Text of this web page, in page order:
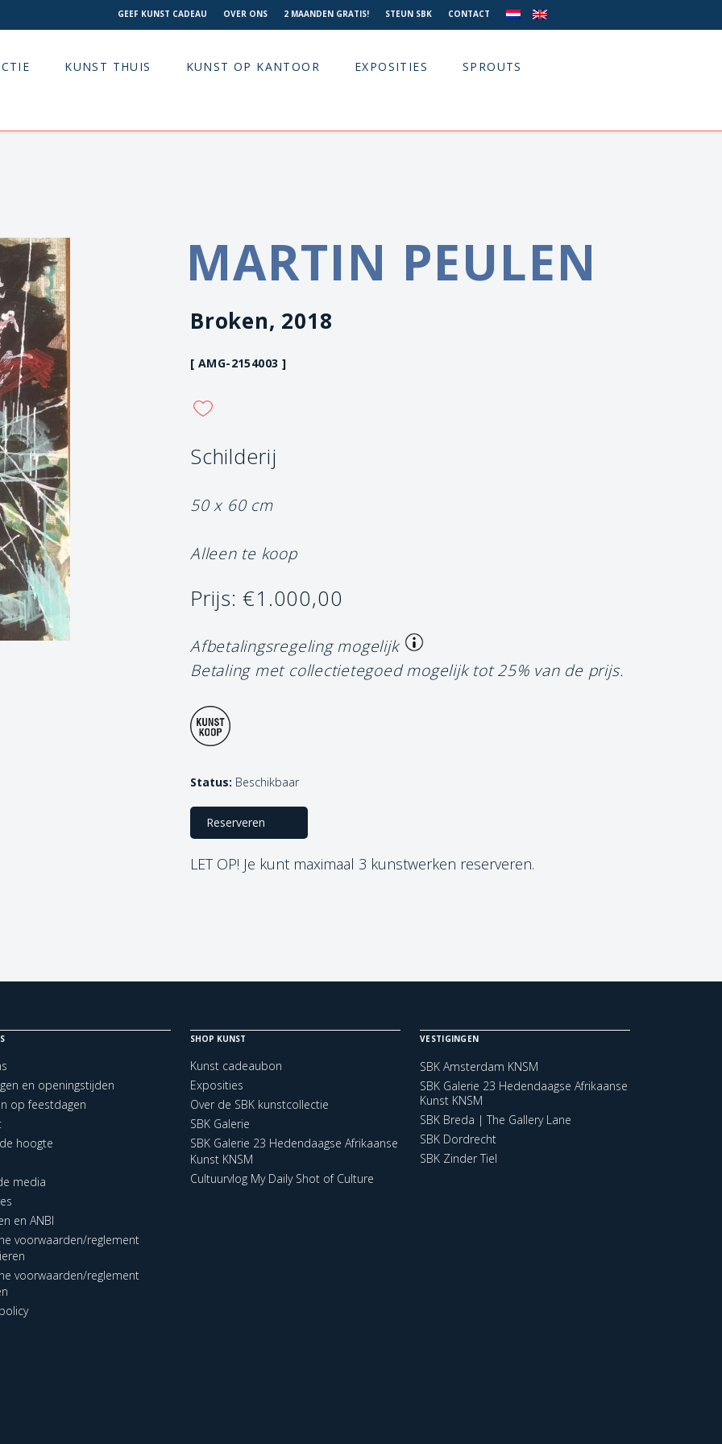
GEEF KUNST CADEAU OVER ONS 2 MAANDEN GRATIS! STEUN SBK CONTACT
KUNST THUIS KUNST OP KANTOOR EXPOSITIES SPROUTS
MARTIN PEULEN
Broken, 2018
[ AMG-2154003 ]
Schilderij
50 x 60 cm
Alleen te koop
Prijs: €1.000,00
Afbetalingsregeling mogelijk
Betaling met collectietegoed mogelijk tot 25% van de prijs.
Status: Beschikbaar
Reserveren
LET OP! Je kunt maximaal 3 kunstwerken reserveren.
en openingstijden
op feestdagen
hoogte
media
en ANBI
voorwaarden/reglement
voorwaarden/reglement
SHOP KUNST
Kunst cadeaubon
Exposities
Over de SBK kunstcollectie
SBK Galerie
SBK Galerie 23 Hedendaagse Afrikaanse
Kunst KNSM
Cultuurvlog My Daily Shot of Culture
VESTIGINGEN
SBK Amsterdam KNSM
SBK Galerie 23 Hedendaagse Afrikaanse
Kunst KNSM
SBK Breda | The Gallery Lane
SBK Dordrecht
SBK Zinder Tiel